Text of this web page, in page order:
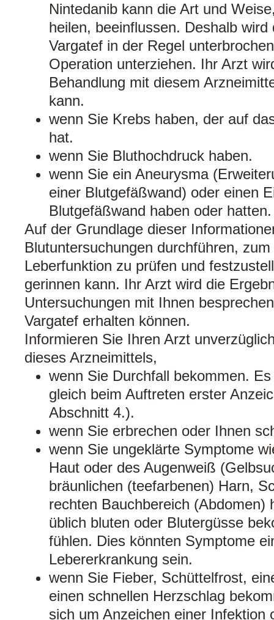
Nintedanib kann die Art und
heilen, beeinflussen. Deshalb
Vargatef in der Regel
Operation unterziehen. Ihr Arzt
Behandlung mit diesem
kann.
wenn Sie Krebs haben, der auf
hat.
wenn Sie Bluthochdruck haben.
wenn Sie ein Aneurysma
einer Blutgefäßwand) oder einen
Blutgefäßwand haben oder hatten.
Auf der Grundlage dieser
Blutuntersuchungen durchführen,
Leberfunktion zu prüfen und
gerinnen kann. Ihr Arzt wird die
Untersuchungen mit Ihnen
Vargatef erhalten können.
Informieren Sie Ihren Arzt
dieses Arzneimittels,
wenn Sie Durchfall bekommen.
gleich beim Auftreten erster
Abschnitt 4.).
wenn Sie erbrechen oder Ihnen
wenn Sie ungeklärte Symptome
Haut oder des Augenweiß
bräunlichen (teefarbenen) Harn,
rechten Bauchbereich (Abdomen)
üblich bluten oder Blutergüsse
fühlen. Dies könnten Symptome
Lebererkrankung sein.
wenn Sie Fieber, Schüttelfrost,
einen schnellen Herzschlag
sich um Anzeichen einer Infektion